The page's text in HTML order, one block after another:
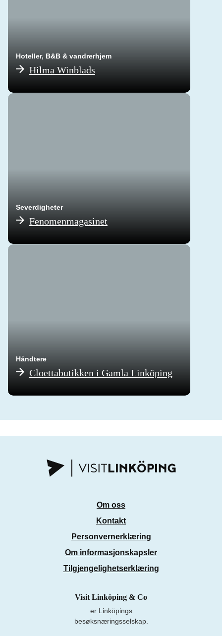
Hoteller, B&B & vandrerhjem
Hilma Winblads
Severdigheter
Fenomenmagasinet
Håndtere
Cloettabutikken i Gamla Linköping
Om oss
Kontakt
Personvernerklæring
Om informasjonskapsler
Tilgjengelighetserklæring
Visit Linköping & Co
er Linköpings
besøksnæringsselskap.